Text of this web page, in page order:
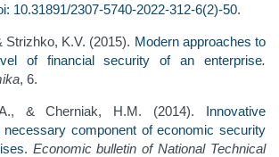
10.31891/2307-5740-2022-312-6(2)-50.
Strizhko, K.V. (2015). Modern approaches to
of financial security of an enterprise.
, 6.
& Cherniak, H.M. (2014). Innovative
component of economic security
. Economic bulletin of National Technical